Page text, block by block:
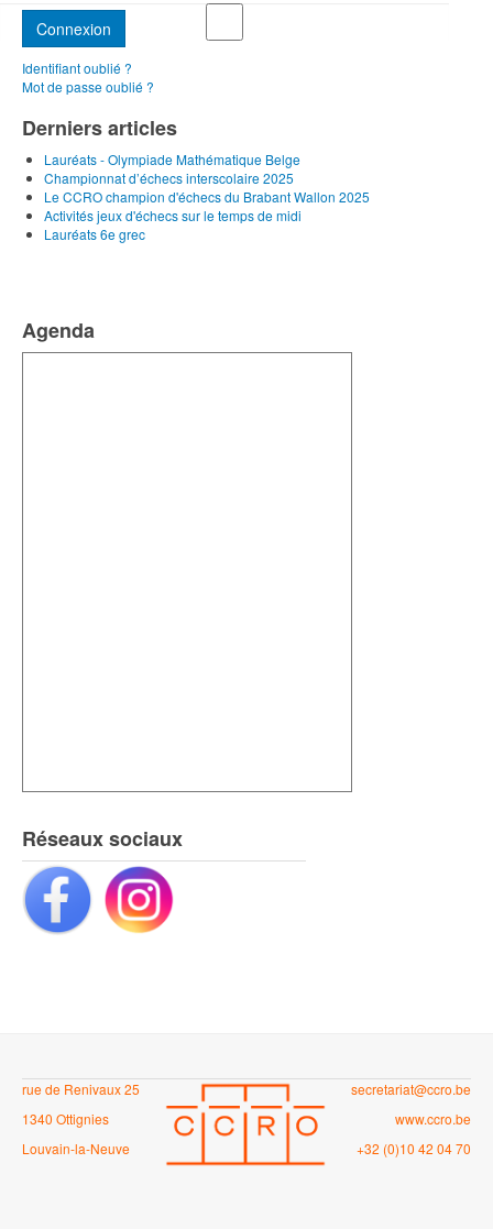
Connexion
Identifiant oublié ?
Mot de passe oublié ?
Derniers articles
Lauréats - Olympiade Mathématique Belge
Championnat d’échecs interscolaire 2025
Le CCRO champion d'échecs du Brabant Wallon 2025
Activités jeux d'échecs sur le temps de midi
Lauréats 6e grec
Agenda
Réseaux sociaux
rue de Renivaux 25
1340 Ottignies
Louvain-la-Neuve
secretariat@ccro.be
www.ccro.be
+32 (0)10 42 04 70